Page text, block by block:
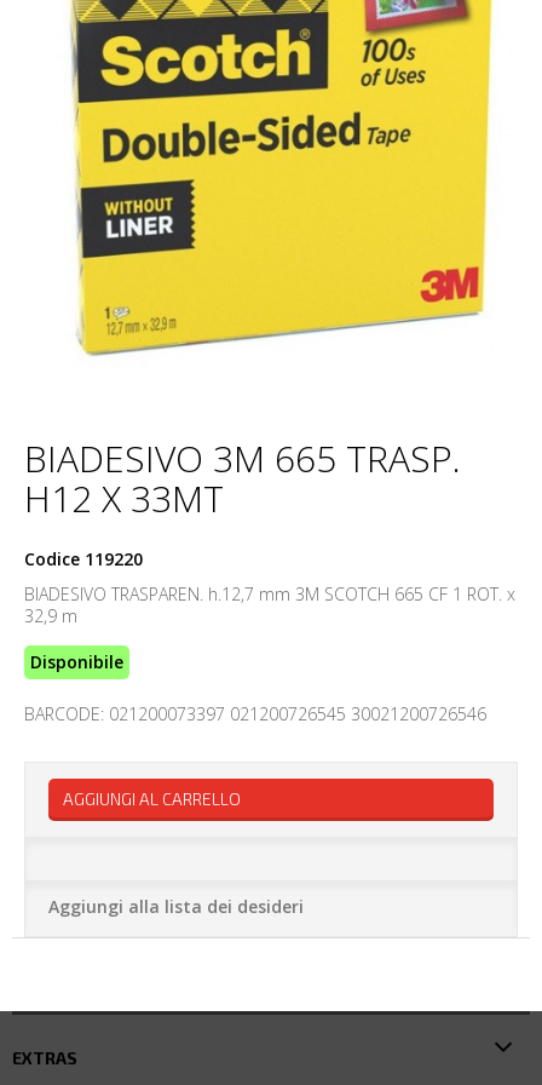
BIADESIVO 3M 665 TRASP.
H12 X 33MT
Codice 119220
BIADESIVO TRASPAREN. h.12,7 mm 3M SCOTCH 665 CF 1 ROT. x
32,9 m
Disponibile
BARCODE: 021200073397 021200726545 30021200726546
AGGIUNGI AL CARRELLO
Aggiungi alla lista dei desideri
EXTRAS